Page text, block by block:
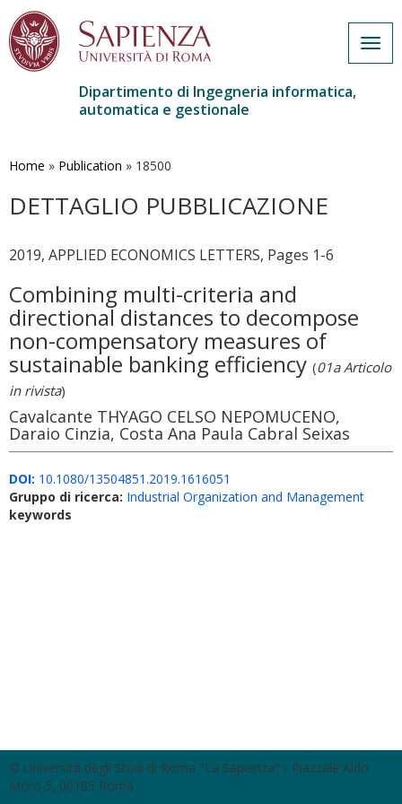
contenuto
Dipartimento di Ingegneria informatica,
automatica e gestionale
Home » Publication » 18500
DETTAGLIO PUBBLICAZIONE
2019, APPLIED ECONOMICS LETTERS, Pages 1-6
Combining multi-criteria and
directional distances to decompose
non-compensatory measures of
sustainable banking efficiency (01a Articolo
in rivista)
Cavalcante THYAGO CELSO NEPOMUCENO,
Daraio Cinzia, Costa Ana Paula Cabral Seixas
DOI: 10.1080/13504851.2019.1616051
Gruppo di ricerca: Industrial Organization and Management
keywords
© Università degli Studi di Roma "La Sapienza" - Piazzale Aldo
Moro 5, 00185 Roma